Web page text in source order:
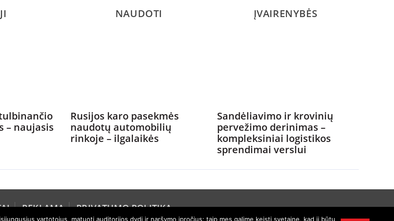
– naujasis
NAUDOTI
Rusijos karo pasekmės
naudotų automobilių
rinkoje – ilgalaikės
ĮVAIRENYBĖS
Sandėliavimo ir krovinių
pervežimo derinimas –
kompleksiniai logistikos
sprendimai verslui
REKLAMA PRIVATUMO POLITIKA
vartotojus, matuoti auditorijos dydį ir naršymo įpročius; taip mes galime keisti svetainę, kad ji būtų